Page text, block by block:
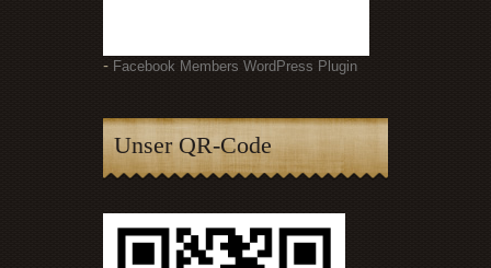
- Facebook Members WordPress Plugin
Unser QR-Code